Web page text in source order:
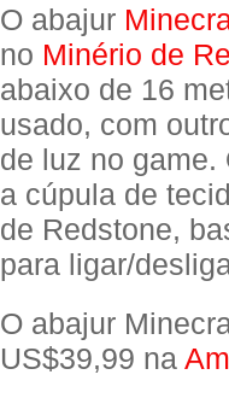
O abajur
no Minério de
abaixo de 16
usado, com
de luz no game.
a cúpula de
de Redstone,
para ligar/
O abajur
US$39,99 na